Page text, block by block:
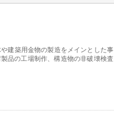
建築用金物の製造をメインとした事
品の工場制作、構造物の非破壊検査